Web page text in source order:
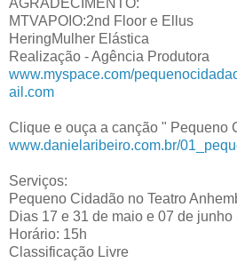
AGRADECIMENTO:
MTVAPOIO:2nd Floor e Ellus
HeringMulher Elástica
Realização - Agência Produtora
www.myspace.com/
ail.com
Clique e ouça a canção " Pequeno
www.danielaribeiro.com.br/
Serviços:
Pequeno Cidadão no Teatro
Dias 17 e 31 de maio e 07 de junho
Horário: 15h
Classificação Livre